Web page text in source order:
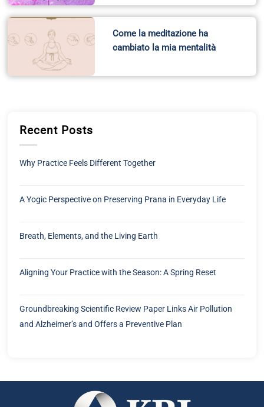
Come la meditazione ha
cambiato la mia mentalità
Recent Posts
Why Practice Feels Different Together
A Yogic Perspective on Preserving Prana in Everyday Life
Breath, Elements, and the Living Earth
Aligning Your Practice with the Season: A Spring Reset
Groundbreaking Scientific Review Paper Links Air Pollution
and Alzheimer’s and Offers a Preventive Plan